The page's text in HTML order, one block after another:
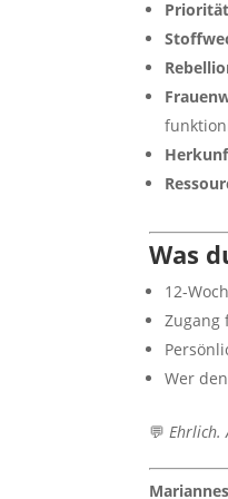
Was
12-
Wer den
💬Ehrlich.